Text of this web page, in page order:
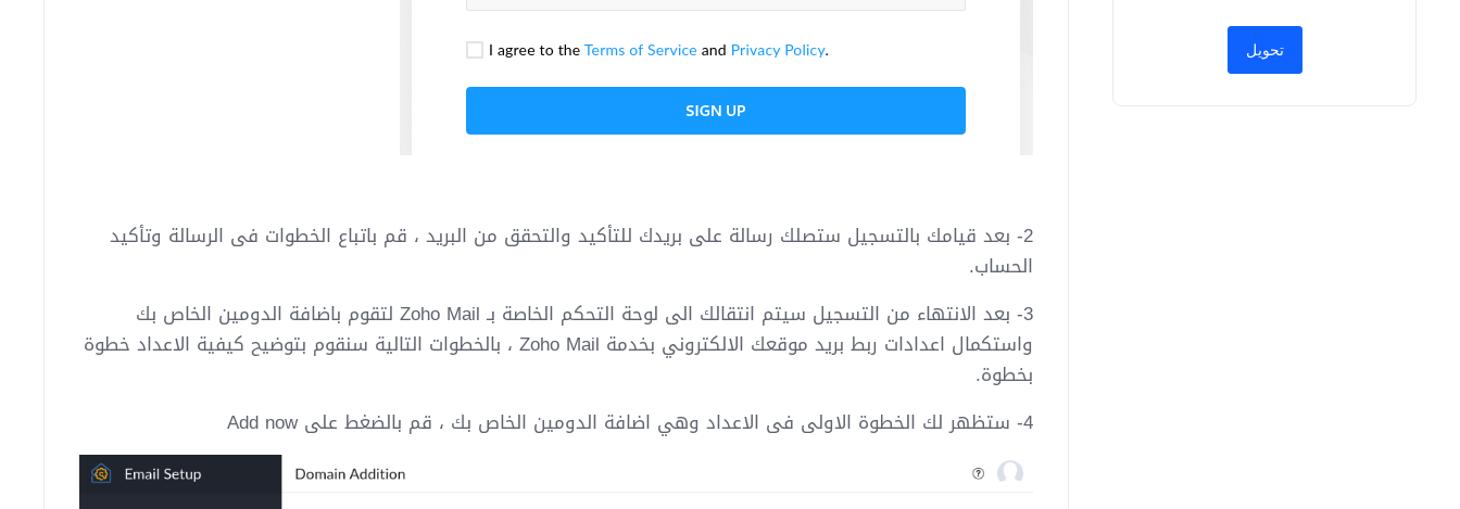
2- بعد قيامك بالتسجيل ستصلك رسالة على بريدك للتأكيد والتحقق من البريد ، قم باتباع الخطوات فى الرسالة وتأكيد
الحساب.
3- بعد الانتهاء من التسجيل سيتم انتقالك الى لوحة التحكم الخاصة بـ Zoho Mail لتقوم باضافة الدومين الخاص بك
واستكمال اعدادات ربط بريد موقعك الالكتروني بخدمة Zoho Mail ، بالخطوات التالية سنقوم بتوضيح كيفية الاعداد خطوة
بخطوة.
4- ستظهر لك الخطوة الاولى فى الاعداد وهي اضافة الدومين الخاص بك ، قم بالضغط على Add now